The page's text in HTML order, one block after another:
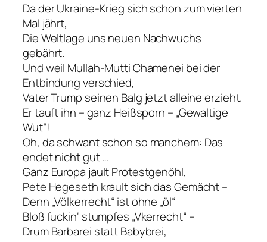
Da der Ukraine-Krieg sich schon zum vierten
Mal jährt,
Die Weltlage uns neuen Nachwuchs
gebährt.
Und weil Mullah-Mutti Chamenei bei der
Entbindung verschied,
Vater Trump seinen Balg jetzt alleine erzieht.
Er tauft ihn – ganz Heißsporn – „Gewaltige
Wut“!
Oh, da schwant schon so manchem: Das
endet nicht gut …
Ganz Europa jault Protestgenöhl,
Pete Hegeseth krault sich das Gemächt –
Denn „Völkerrecht“ ist ohne „öl“
Bloß fuckin‘ stumpfes „Vkerrecht“ –
Drum Barbarei statt Babybrei,